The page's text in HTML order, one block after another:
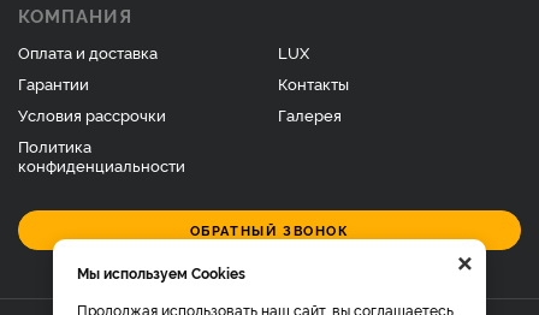
КОМПАНИЯ
Оплата и доставка
Гарантии
Условия рассрочки
Политика
конфиденциальности
LUX
Контакты
Галерея
ОБРАТНЫЙ ЗВОНОК
×
Мы используем Cookies
Продолжая использовать наш сайт, вы соглашаетесь